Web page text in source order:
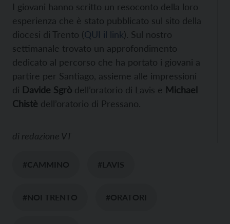
I giovani hanno scritto un resoconto della loro
esperienza che è stato pubblicato sul sito della
diocesi di Trento (QUI il link). Sul nostro
settimanale trovato un approfondimento
dedicato al percorso che ha portato i giovani a
partire per Santiago, assieme alle impressioni
di Davide Sgrò dell’oratorio di Lavis e Michael
Chistè dell’oratorio di Pressano.
di redazione VT
#CAMMINO #LAVIS
#NOI TRENTO #ORATORI